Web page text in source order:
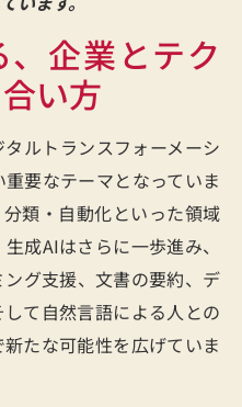
企業とテク
い方
ルトランスフォーメーシ
要なテーマとなっていま
類・自動化といった領域
成AIはさらに一歩進み、
グ支援、文書の要約、デ
て自然言語による人との
たな可能性を広げていま